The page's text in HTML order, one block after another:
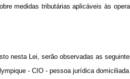
medidas tributárias aplicáveis às
nesta Lei, serão observadas as
-CIO- pessoa jurídica